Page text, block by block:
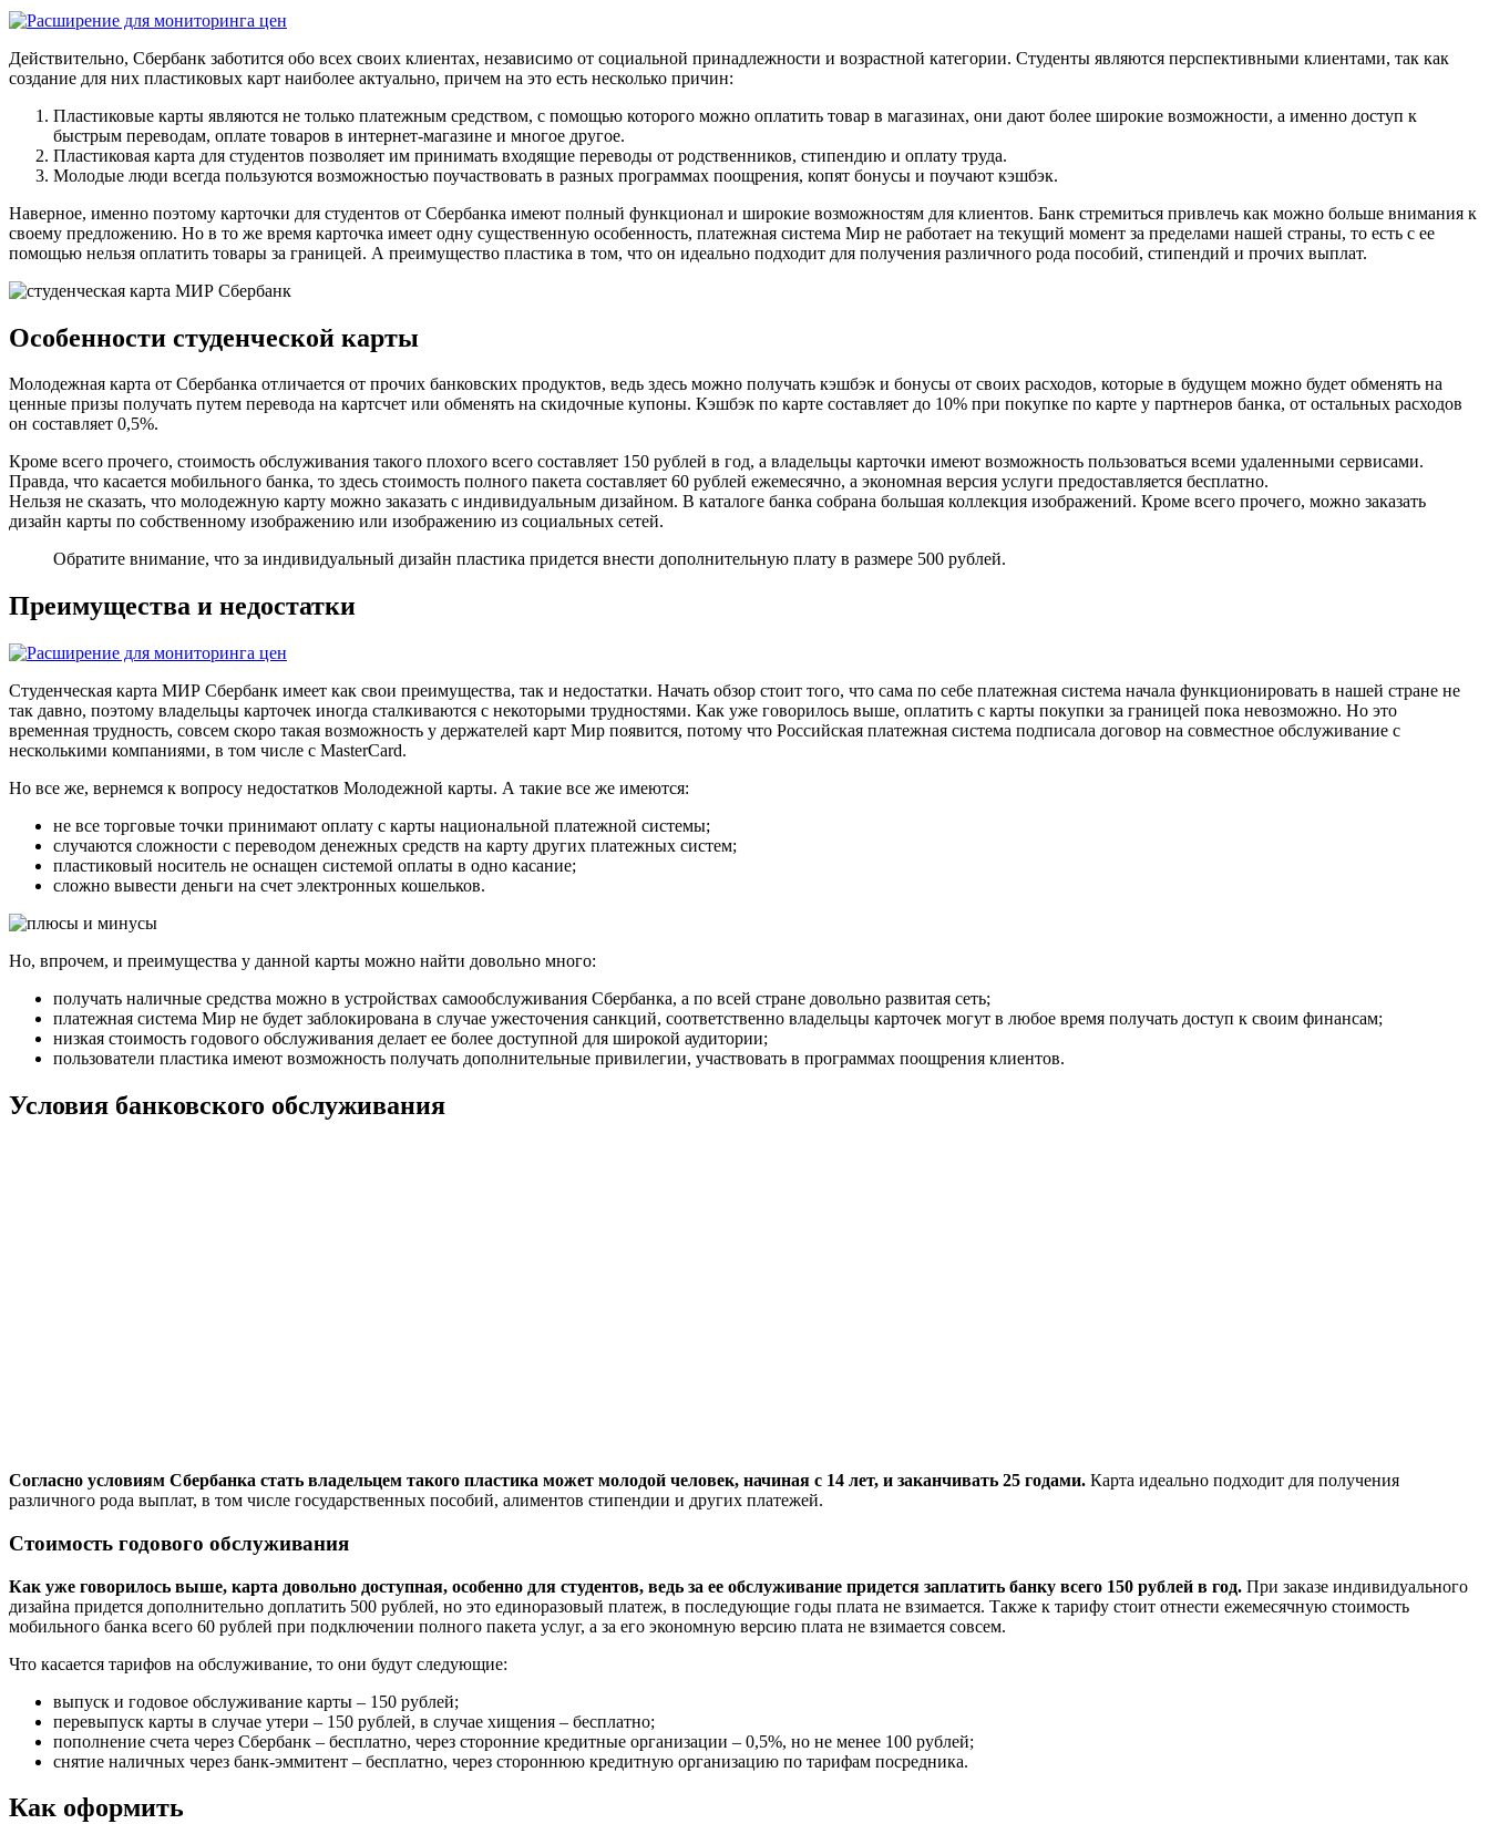
Действительно, Сбербанк заботится обо всех своих клиентах, независимо от социальной принадлежности и возрастной категории. Студенты являются перспективными клиентами, так как
создание для них пластиковых карт наиболее актуально, причем на это есть несколько причин:
Пластиковые карты являются не только платежным средством, с помощью которого можно оплатить товар в магазинах, они дают более широкие возможности, а именно доступ к
быстрым переводам, оплате товаров в интернет-магазине и многое другое.
Пластиковая карта для студентов позволяет им принимать входящие переводы от родственников, стипендию и оплату труда.
Молодые люди всегда пользуются возможностью поучаствовать в разных программах поощрения, копят бонусы и поучают кэшбэк.
Наверное, именно поэтому карточки для студентов от Сбербанка имеют полный функционал и широкие возможностям для клиентов. Банк стремиться привлечь как можно больше внимания к
своему предложению. Но в то же время карточка имеет одну существенную особенность, платежная система Мир не работает на текущий момент за пределами нашей страны, то есть с ее
помощью нельзя оплатить товары за границей. А преимущество пластика в том, что он идеально подходит для получения различного рода пособий, стипендий и прочих выплат.
Особенности студенческой карты
Молодежная карта от Сбербанка отличается от прочих банковских продуктов, ведь здесь можно получать кэшбэк и бонусы от своих расходов, которые в будущем можно будет обменять на
ценные призы получать путем перевода на картсчет или обменять на скидочные купоны. Кэшбэк по карте составляет до 10% при покупке по карте у партнеров банка, от остальных расходов
он составляет 0,5%.
Кроме всего прочего, стоимость обслуживания такого плохого всего составляет 150 рублей в год, а владельцы карточки имеют возможность пользоваться всеми удаленными сервисами.
Правда, что касается мобильного банка, то здесь стоимость полного пакета составляет 60 рублей ежемесячно, а экономная версия услуги предоставляется бесплатно.
Нельзя не сказать, что молодежную карту можно заказать с индивидуальным дизайном. В каталоге банка собрана большая коллекция изображений. Кроме всего прочего, можно заказать
дизайн карты по собственному изображению или изображению из социальных сетей.
Обратите внимание, что за индивидуальный дизайн пластика придется внести дополнительную плату в размере 500 рублей.
Преимущества и недостатки
Студенческая карта МИР Сбербанк имеет как свои преимущества, так и недостатки. Начать обзор стоит того, что сама по себе платежная система начала функционировать в нашей стране не
так давно, поэтому владельцы карточек иногда сталкиваются с некоторыми трудностями. Как уже говорилось выше, оплатить с карты покупки за границей пока невозможно. Но это
временная трудность, совсем скоро такая возможность у держателей карт Мир появится, потому что Российская платежная система подписала договор на совместное обслуживание с
несколькими компаниями, в том числе с MasterCard.
Но все же, вернемся к вопросу недостатков Молодежной карты. А такие все же имеются:
не все торговые точки принимают оплату с карты национальной платежной системы;
случаются сложности с переводом денежных средств на карту других платежных систем;
пластиковый носитель не оснащен системой оплаты в одно касание;
сложно вывести деньги на счет электронных кошельков.
Но, впрочем, и преимущества у данной карты можно найти довольно много:
получать наличные средства можно в устройствах самообслуживания Сбербанка, а по всей стране довольно развитая сеть;
платежная система Мир не будет заблокирована в случае ужесточения санкций, соответственно владельцы карточек могут в любое время получать доступ к своим финансам;
низкая стоимость годового обслуживания делает ее более доступной для широкой аудитории;
пользователи пластика имеют возможность получать дополнительные привилегии, участвовать в программах поощрения клиентов.
Условия банковского обслуживания
Согласно условиям Сбербанка стать владельцем такого пластика может молодой человек, начиная с 14 лет, и заканчивать 25 годами. Карта идеально подходит для получения
различного рода выплат, в том числе государственных пособий, алиментов стипендии и других платежей.
Стоимость годового обслуживания
Как уже говорилось выше, карта довольно доступная, особенно для студентов, ведь за ее обслуживание придется заплатить банку всего 150 рублей в год. При заказе индивидуального
дизайна придется дополнительно доплатить 500 рублей, но это единоразовый платеж, в последующие годы плата не взимается. Также к тарифу стоит отнести ежемесячную стоимость
мобильного банка всего 60 рублей при подключении полного пакета услуг, а за его экономную версию плата не взимается совсем.
Что касается тарифов на обслуживание, то они будут следующие:
выпуск и годовое обслуживание карты – 150 рублей;
перевыпуск карты в случае утери – 150 рублей, в случае хищения – бесплатно;
пополнение счета через Сбербанк – бесплатно, через сторонние кредитные организации – 0,5%, но не менее 100 рублей;
снятие наличных через банк-эммитент – бесплатно, через стороннюю кредитную организацию по тарифам посредника.
Как оформить